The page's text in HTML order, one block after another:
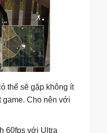
thể sẽ gặp không ít
game. Cho nên với
60fps với Ultra